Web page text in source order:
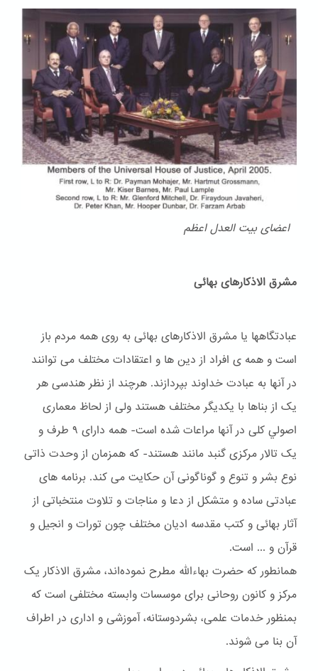
اعضای بیت العدل اعظم
مشرق الاذکارهای بهائی
عبادتگاهها یا مشرق الاذکارهای بهائی به روی همه مردم باز
است و همه ی افراد از دین ها و اعتقادات مختلف می توانند
در آنها به عبادت خداوند بپردازند. هرچند از نظر هندسی هر
یک از بناها با یکدیگر مختلف هستند ولی از لحاظ معماری
اصولي کلی در آنها مراعات شده است- همه دارای ۹ طرف و
یک تالار مرکزی گنبد مانند هستند- که همزمان از وحدت ذاتی
نوع بشر و تنوع و گوناگونی آن حکایت می کند. برنامه های
عبادتی ساده و متشکل از دعا و مناجات و تلاوت منتخباتی از
آثار بهائی و کتب مقدسه ادیان مختلف چون تورات و انجیل و
قرآن و ... است.
همانطور که حضرت بهاءالله مطرح نموده‌اند، مشرق الاذکار یک
مرکز و کانون روحانی برای موسسات وابسته مختلفی است که
بمنظور خدمات علمی، بشردوستانه، آموزشی و اداری در اطراف
آن بنا می شوند.